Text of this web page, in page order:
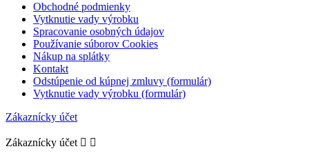
Obchodné podmienky
Vytknutie vady výrobku
Spracovanie osobných údajov
Používanie súborov Cookies
Nákup na splátky
Kontakt
Odstúpenie od kúpnej zmluvy (formulár)
Vytknutie vady výrobku (formulár)
Zákaznícky účet
Zákaznícky účet  